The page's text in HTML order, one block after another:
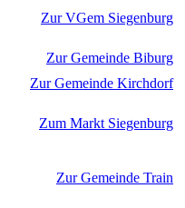
Zur VGem Siegenburg
Zur Gemeinde Biburg
Zur Gemeinde Kirchdorf
Zum Markt Siegenburg
Zur Gemeinde Train